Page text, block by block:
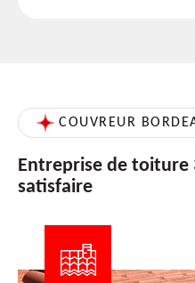
COUVREUR
Entreprise de toiture
satisfaire